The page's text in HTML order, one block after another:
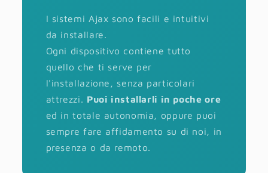
I sistemi Ajax sono facili e intuitivi
da installare.
Ogni dispositivo contiene tutto
quello che ti serve per
l'installazione, senza particolari
attrezzi. Puoi installarli in poche ore
ed in totale autonomia, oppure puoi
sempre fare affidamento su di noi, in
presenza o da remoto.